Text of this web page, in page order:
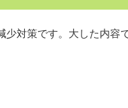
少対策です。大した内容